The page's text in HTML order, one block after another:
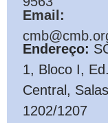
Email:
Endereço:
1, Bloco I, Ed.
Central, Salas
1202/1207